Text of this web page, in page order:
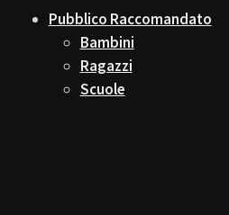
Pubblico Raccomandato
Bambini
Ragazzi
Scuole